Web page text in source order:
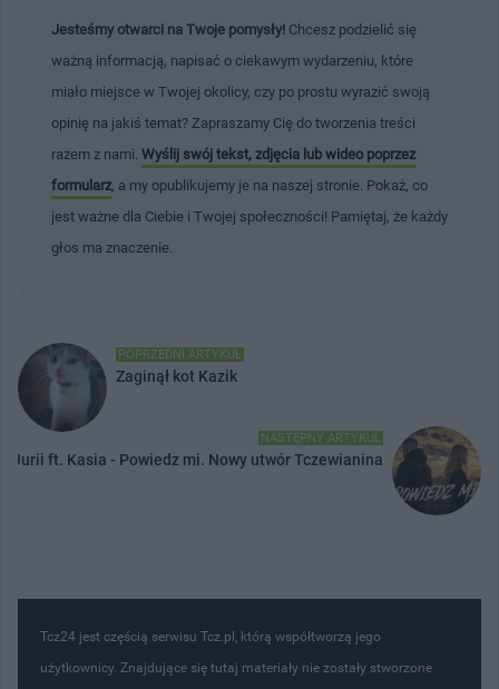
Jesteśmy otwarci na Twoje pomysły! Chcesz podzielić się
ważną informacją, napisać o ciekawym wydarzeniu, które
miało miejsce w Twojej okolicy, czy po prostu wyrazić swoją
opinię na jakiś temat? Zapraszamy Cię do tworzenia treści
razem z nami. Wyślij swój tekst, zdjęcia lub wideo poprzez
formularz , a my opublikujemy je na naszej stronie. Pokaż, co
jest ważne dla Ciebie i Twojej społeczności! Pamiętaj, że każdy
głos ma znaczenie.
POPRZEDNI ARTYKUŁ
Zaginął kot Kazik
NASTĘPNY ARTYKUŁ
Jurii ft. Kasia - Powiedz mi. Nowy utwór Tczewianina
Tcz24 jest częścią serwisu Tcz.pl, którą współtworzą jego
użytkownicy. Znajdujące się tutaj materiały nie zostały stworzone